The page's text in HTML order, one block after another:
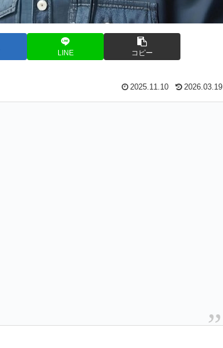
LINE コピー
2025.11.10 2026.03.19